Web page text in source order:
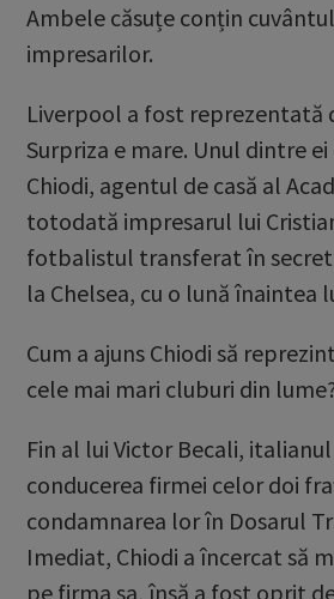
Ambele căsuțe conțin
impresarilor.
Liverpool a fost reprezentată
Surpriza e mare. Unul dintre
Chiodi, agentul de casă al
totodată impresarul lui
fotbalistul transferat în
la Chelsea, cu o lună înaintea
Cum a ajuns Chiodi să
cele mai mari cluburi din
Fin al lui Victor Becali,
conducerea firmei celor doi
condamnarea lor în Dosarul
Imediat, Chiodi a încercat să
pe firma sa, însă a fost oprit